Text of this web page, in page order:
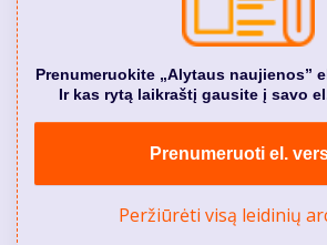
Prenumeruokite „Alytaus naujienos”
Ir kas rytą laikraštį gausite į savo
Prenumeruoti el.
Peržiūrėti visą leidinių